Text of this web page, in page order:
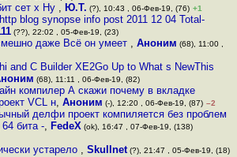
сет x Ну , Ю.Т. (?), 10:43 , 06-Фев-19, (76) +1
blog synopse info post 2011 12 04 Total-
(??), 22:02 , 05-Фев-19, (23)
даже Всё он умеет , Аноним (68), 11:00 ,
and C Builder XE2Go Up to What s NewThis
(68), 11:11 , 06-Фев-19, (82)
компилер А скажи почему в вкладке
VCL н, Аноним (-), 12:20 , 06-Фев-19, (87) –2
делфи проект компиляется без проблем
бита -, FedeX (ok), 16:47 , 07-Фев-19, (138)
устарело ,Skullnet (?), 21:47 , 05-Фев-19, (18)